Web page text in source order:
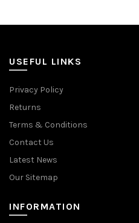
USEFUL LINKS
Privacy Policy
Returns
Terms & Conditions
Contact Us
Latest News
Our Sitemap
INFORMATION